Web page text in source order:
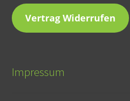
Vertrag Widerrufen
Impressum